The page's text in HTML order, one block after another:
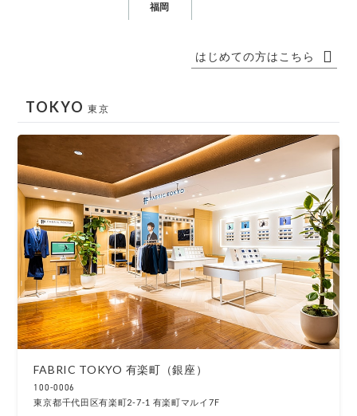
福岡
はじめての方はこちら
TOKYO 東京
FABRIC TOKYO 有楽町（銀座）
100-0006
東京都千代田区有楽町2-7-1 有楽町マルイ7F